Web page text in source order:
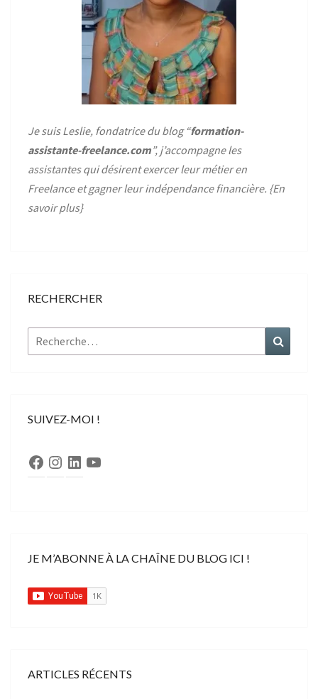
Je suis Leslie, fondatrice du blog “formation-
assistante-freelance.com”, j’accompagne les
assistantes qui désirent exercer leur métier en
Freelance et gagner leur indépendance financière. {En
savoir plus}
RECHERCHER
Rechercher :
SUIVEZ-MOI !
Facebook
Instagram
LinkedInYouTube
JE M’ABONNE À LA CHAÎNE DU BLOG ICI !
ARTICLES RÉCENTS